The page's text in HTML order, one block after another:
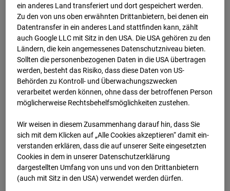
04.06.2026 07:20
04.06.2026 07:35
ein anderes Land transferiert und dort gespeichert werden.
Zu den von uns oben erwähnten Drittanbietern, bei denen ein
Datentransfer in ein anderes Land stattfinden kann, zählt
auch Google LLC mit Sitz in den USA. Die USA gehören zu den
Ländern, die kein angemessenes Datenschutzniveau bieten.
Sollten die personenbezogenen Daten in die USA übertragen
werden, besteht das Risiko, dass diese Daten von US-
Behörden zu Kontroll- und Überwachungszwecken
verarbeitet werden können, ohne dass der betroffenen Person
möglicherweise Rechtsbehelfsmöglichkeiten zustehen.
Wir weisen in diesem Zusammenhang darauf hin, dass Sie
sich mit dem Klicken auf „Alle Cookies akzeptieren“ damit ein­
ver­standen erklären, dass die auf unserer Seite eingesetzten
Cookies in dem in unserer Datenschutzerklärung
dargestellten Umfang von uns und von den Drittanbietern
(auch mit Sitz in den USA) verwendet werden dürfen.